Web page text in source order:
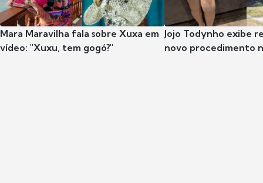
Mara Maravilha fala sobre Xuxa em
vídeo: "Xuxu, tem gogó?"
Jojo Todynho exibe
novo procedimento